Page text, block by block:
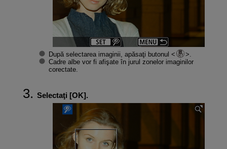
După selectarea imaginii, apăsaţi butonul
.
Cadre albe vor fi afişate în jurul zonelor imaginilor
corectate.
Selectaţi [OK].